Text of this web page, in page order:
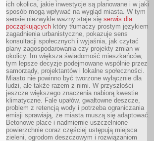
ich okolica, jakie inwestycje są planowane i w jaki
sposób mogą wpływać na wygląd miasta. W tym
sensie niezwykle ważny staje się serwis dla
początkujących który tłumaczy prostym językiem
zagadnienia urbanistyczne, pokazuje sens
konsultacji społecznych i wyjaśnia, jak czytać
plany zagospodarowania czy projekty zmian w
okolicy. Im większa świadomość mieszkańców,
tym lepsze decyzje podejmowane wspólnie przez
samorządy, projektantów i lokalne społeczności.
Miasto nie powinno być tworzone wyłącznie dla
ludzi, ale także razem z nimi. W przyszłości
jeszcze większego znaczenia nabiorą kwestie
klimatyczne. Fale upałów, gwałtowne deszcze,
problem z retencją wody i potrzeba ograniczania
emisji sprawiają, że miasta muszą się adaptować.
Betonowe place i nadmiernie uszczelnione
powierzchnie coraz częściej ustępują miejsca
zieleni, ogrodom deszczowym i rozwiązaniom